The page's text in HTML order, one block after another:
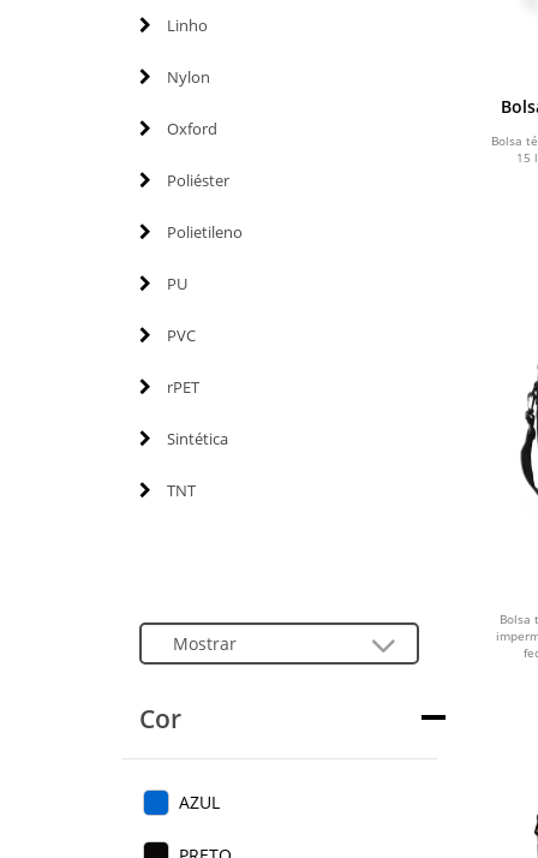
Linho
Nylon
Oxford
Poliéster
Polietileno
PU
PVC
rPET
Sintética
TNT
Cor
AZUL
Bolsa
15
Bolsa